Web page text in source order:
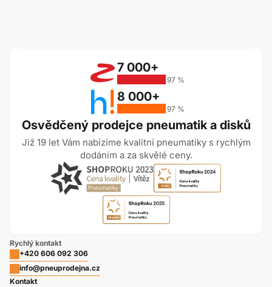
Osvědčený prodejce pneumatik a disků
Již 19 let Vám nabízíme kvalitní pneumatiky s rychlým
dodáním a za skvělé ceny.
7 000+
97 %
8 000+
97 %
Rychlý kontakt
+420 606 092 306
info@pneuprodejna.cz
Kontakt